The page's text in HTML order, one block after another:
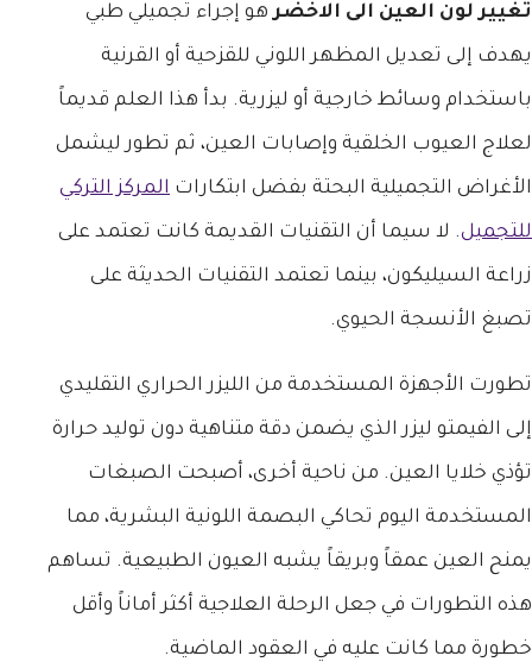
تغيير لون العين الى الاخضرهو إجراء تجميلي طبي
يهدف إلى تعديل المظهر اللوني للقزحية أو القرنية
باستخدام وسائط خارجية أو ليزرية. بدأ هذا العلم قديماً
لعلاج العيوب الخلقية وإصابات العين، ثم تطور ليشمل
الأغراض التجميلية البحتة بفضل ابتكارات المركز التركي
للتجميل. لا سيما أن التقنيات القديمة كانت تعتمد على
زراعة السيليكون، بينما تعتمد التقنيات الحديثة على
تصبغ الأنسجة الحيوي.
تطورت الأجهزة المستخدمة من الليزر الحراري التقليدي
إلى الفيمتو ليزر الذي يضمن دقة متناهية دون توليد حرارة
تؤذي خلايا العين. من ناحية أخرى، أصبحت الصبغات
المستخدمة اليوم تحاكي البصمة اللونية البشرية، مما
يمنح العين عمقاً وبريقاً يشبه العيون الطبيعية. تساهم
هذه التطورات في جعل الرحلة العلاجية أكثر أماناً وأقل
خطورة مما كانت عليه في العقود الماضية.